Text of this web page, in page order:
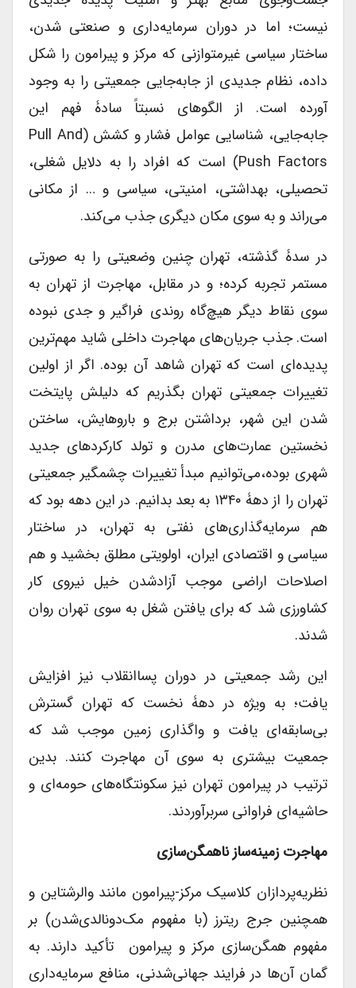
نیست؛ اما در دوران سرمایه‌داری و صنعتی شدن،
ساختار سیاسی غیرمتوازنی که مرکز و پیرامون را شکل
داده، نظام جدیدی از جابه‌جایی جمعیتی را به وجود
آورده است. از الگوهای نسبتاً سادۀ فهم این
جابه‌جایی، شناسایی عوامل فشار و کشش (pull And
Push Factors) است که افراد را به دلایل شغلی،
تحصیلی، بهداشتی، امنیتی، سیاسی و … از مکانی
می‌راند و به سوی مکان دیگری جذب می‌کند.
در سدۀ گذشته، تهران چنین وضعیتی را به صورتی
مستمر تجربه کرده؛ و در مقابل، مهاجرت از تهران به
سوی نقاط دیگر هیچ‌گاه روندی فراگیر و جدی نبوده
است. جذب جریان‌های مهاجرت داخلی شاید مهم‌ترین
پدیده‌ای است که تهران شاهد آن بوده. اگر از اولین
تغییرات جمعیتی تهران بگذریم که دلیلش پایتخت
شدن این شهر، برداشتن برج و باروهایش، ساختن
نخستین عمارت‌های مدرن و تولد کارکردهای جدید
شهری بوده،می‌توانیم مبدأ تغییرات چشمگیر جمعیتی
تهران را از دهۀ ۱۳۴۰ به بعد بدانیم. در این دهه بود که
هم سرمایه‌گذاری‌های نفتی به تهران، در ساختار
سیاسی و اقتصادی ایران، اولویتی مطلق بخشید و هم
اصلاحات اراضی موجب آزادشدن خیل نیروی کار
کشاورزی شد که برای یافتن شغل به سوی تهران روان
شدند.
این رشد جمعیتی در دوران پساانقلاب نیز افزایش
یافت؛ به ویژه در دهۀ نخست که تهران گسترش
بی‌سابقه‌ای یافت و واگذاری زمین موجب شد که
جمعیت بیشتری به سوی آن مهاجرت کنند. بدین
ترتیب در پیرامون تهران نیز سکونتگاه‌های حومه‌ای و
حاشیه‌ای فراوانی سربرآوردند.
مهاجرت زمینه‌ساز ناهمگن‌سازی
نظریه‌پردازان کلاسیک مرکز-پیرامون مانند والرشتاین و
همچنین جرج ریترز (با مفهوم مک‌دونالدی‌شدن) بر
مفهوم همگن‌سازی مرکز و پیرامون تأکید دارند. به
گمان آن‌ها در فرایند جهانی‌شدنی، منافع سرمایه‌داری